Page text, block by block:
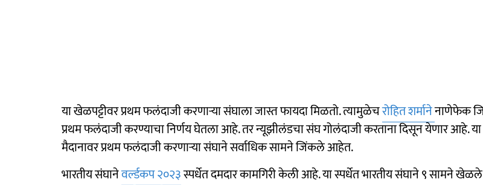
या खेळपट्टीवर प्रथम फलंदाजी करणाऱ्या संघाला जास्त फायदा मिळतो. त्यामुळेचरोहित शर्मानेनाणेफेक
प्रथम फलंदाजी करण्याचा निर्णय घेतला आहे. तर न्यूझीलंडचा संघ गोलंदाजी करताना दिसून येणार आहे. या
मैदानावर प्रथम फलंदाजी करणाऱ्या संघाने सर्वाधिक सामने जिंकले आहेत.
भारतीय संघानेवर्ल्डकप २०२३स्पर्धेत दमदार कामगिरी केली आहे. या स्पर्धेत भारतीय संघाने ९ सामने